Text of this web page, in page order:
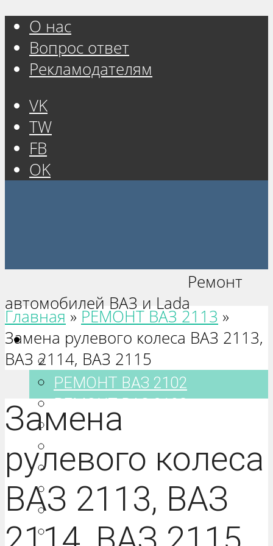
О нас
Вопрос ответ
Рекламодателям
VK
TW
FB
OK
Ремонт
автомобилей ВАЗ и Lada
Ваз 2101-2115
РЕМОНТ ВАЗ 2101
РЕМОНТ ВАЗ 2102
РЕМОНТ ВАЗ 2103
РЕМОНТ ВАЗ 2104
РЕМОНТ ВАЗ 2106
РЕМОНТ ВАЗ 2107
РЕМОНТ ВАЗ 2108
РЕМОНТ ВАЗ 2109
Главная » РЕМОНТ ВАЗ 2113 »
Замена рулевого колеса ВАЗ 2113,
ВАЗ 2114, ВАЗ 2115
Замена
рулевого колеса
ВАЗ 2113, ВАЗ